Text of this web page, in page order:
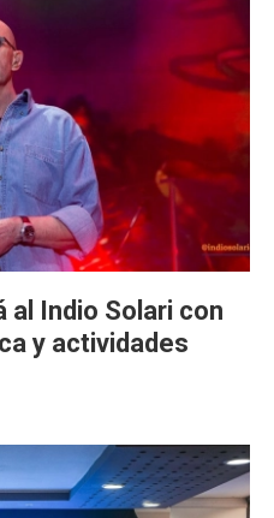
al Indio Solari con
y actividades